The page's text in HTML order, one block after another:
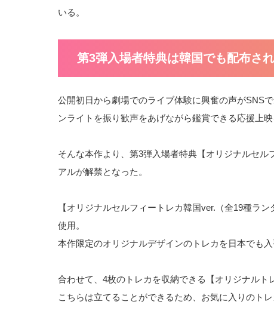
いる。
第3弾入場者特典は韓国でも配布さ
公開初日から劇場でのライブ体験に興奮の声がSNS
ンライトを振り歓声をあげながら鑑賞できる応援上
そんな本作より、第3弾入場者特典【オリジナルセ
アルが解禁となった。
【オリジナルセルフィートレカ韓国ver.（全19種ラ
使用。
本作限定のオリジナルデザインのトレカを日本でも入
合わせて、4枚のトレカを収納できる【オリジナルト
こちらは立てることができるため、お気に入りのト